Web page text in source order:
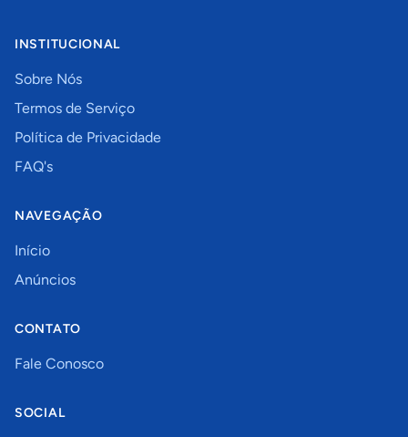
INSTITUCIONAL
Sobre Nós
Termos de Serviço
Política de Privacidade
FAQ's
NAVEGAÇÃO
Início
Anúncios
CONTATO
Fale Conosco
SOCIAL